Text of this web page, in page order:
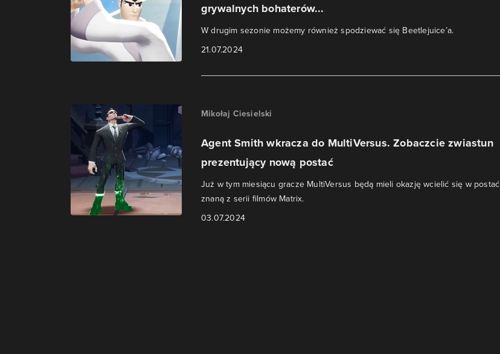
grywalnych bohaterów...
W drugim sezonie możemy również spodziewać się Beetlejuice’a.
21.07.2024
Mikołaj Ciesielski
Agent Smith wkracza do MultiVersus. Zobaczcie zwiastun
prezentujący nową postać
Już w tym miesiącu gracze MultiVersus będą mieli okazję wcielić się w postać
znaną z serii filmów Matrix.
03.07.2024